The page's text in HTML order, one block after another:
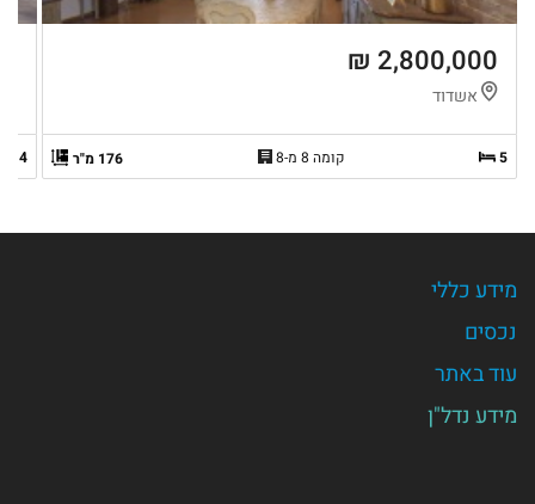
2,800,000 ₪
אשדוד
5 קומה 8 מ-8 176 מ"ר 4
מידע כללי
נכסים
עוד באתר
מידע נדל"ן